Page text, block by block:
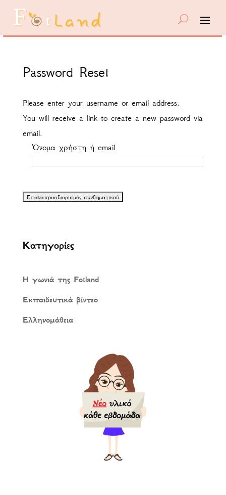
Password Reset
Please enter your username or email address.
You will receive a link to create a new password via
email.
Όνομα χρήστη ή email
Κατηγορίες
Η γωνιά της Fotland
Εκπαιδευτικά βίντεο
Ελληνομάθεια